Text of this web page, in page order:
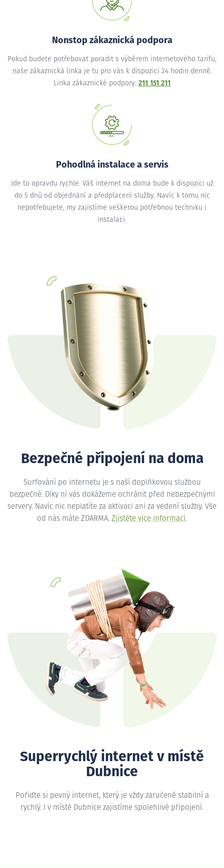
Nonstop zákaznická podpora
Pokud budete potřebovat poradit s výběrem internetového tarifu,
naše zákaznická linka je tu pro vás k dispozici 24 hodin denně.
Linka zákaznické podpory: 211 151 211
Pohodlná instalace a servis
Jde to opravdu rychle. Váš internet na doma bude k dispozici už
do 5 dnů od objednání a předplacení služby. Navíc k tomu nic
nepotřebujete, my zajistíme veškerou potřebnou techniku i
instalaci.
Bezpečné připojení na doma
Surfování po internetu je s naší doplňkovou službou
bezpečné. Díky ní vás dokážeme ochránit před nebezpečnými
servery. Navíc nic neplatíte za aktivaci ani za vedení služby. Vše
od nás máte ZDARMA. Zjistěte více informací.
Superrychlý internet v místě
Dubnice
Pořiďte si pevný internet, který je vždy zaručeně stabilní a
rychlý. I v místě Dubnice zajistíme spolehlivé připojení.